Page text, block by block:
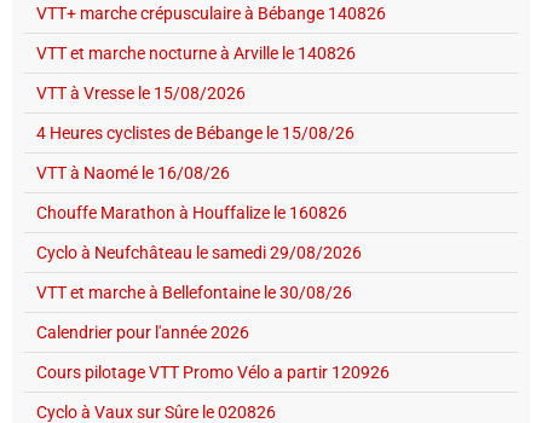
VTT+ marche crépusculaire à Bébange 140826
VTT et marche nocturne à Arville le 140826
VTT à Vresse le 15/08/2026
4 Heures cyclistes de Bébange le 15/08/26
VTT à Naomé le 16/08/26
Chouffe Marathon à Houffalize le 160826
Cyclo à Neufchâteau le samedi 29/08/2026
VTT et marche à Bellefontaine le 30/08/26
Calendrier pour l'année 2026
Cours pilotage VTT Promo Vélo a partir 120926
Cyclo à Vaux sur Sûre le 020826